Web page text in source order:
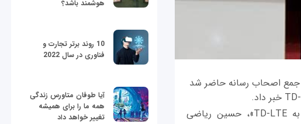
مبین‌نت در جمع اصحاب رسانه حاضر شد
در این نشست خبری با موضوع «تغییر فناوری شبکه ارتباطی از وایمکس به TD-LTE»، حسین ریاضی
هوشمند باشد؟
10 روند برتر تجارت و
فناوری در سال 2022
آیا طوفان متاورس زندگی
همه ما را برای همیشه
تغییر خواهد داد